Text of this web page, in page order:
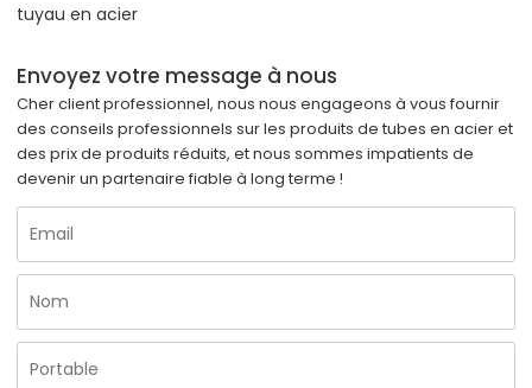
tuyau en acier
Envoyez votre message à nous
Cher client professionnel, nous nous engageons à vous fournir
des conseils professionnels sur les produits de tubes en acier et
des prix de produits réduits, et nous sommes impatients de
devenir un partenaire fiable à long terme !